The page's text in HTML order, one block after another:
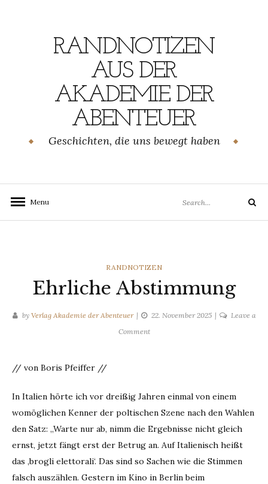
RANDNOTIZEN
AUS DER
AKADEMIE DER
ABENTEUER
Geschichten, die uns bewegt haben
Menu
for:
Search
CATEGORIES
RANDNOTIZEN
Ehrliche Abstimmung
by Verlag Akademie der Abenteuer 22. November 2025
Leave a
Commenton
// von Boris Pfeiffer //
In Italien hörte ich vor dreißig Jahren einmal von einem
womöglichen Kenner der poltischen Szene nach den Wahlen
den Satz: „Warte nur ab, nimm die Ergebnisse nicht gleich
ernst, jetzt fängt erst der Betrug an. Auf Italienisch heißt
das ‚brogli elettorali‘. Das sind so Sachen wie die Stimmen
falsch auszählen. Gestern im Kino in Berlin beim